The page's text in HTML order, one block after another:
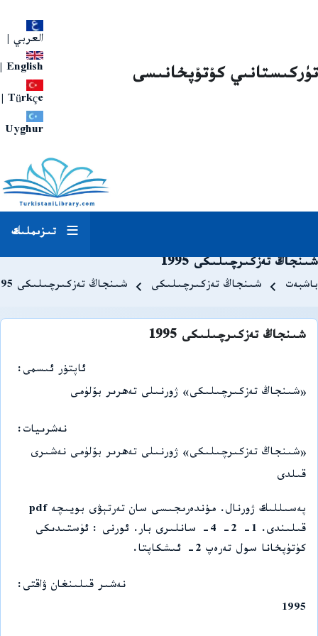
العربي |
English
|
Türkçe
|
Uyghur
تۈركىستانىي كۇتۇپخانىسى
تىزىملىك
شىنجاڭ تەزكىرچىلىكى 1995
Breadcrumb
باشبەت شىنجاڭ تەزكىرچىلىكى شىنجاڭ تەزكىرچىلىكى 1995
شىنجاڭ تەزكىرچىلىكى 1995
ئاپتۇر ئىسمى
«شىنجاڭ تەزكىرچىلىكى» ژورنىلى تەھرىر بۆلۈمى
نەشرىيات
«شىنجاڭ تەزكىرچىلىكى» ژورنىلى تەھرىر بۆلۈمى نەشىرى
قىلدى
پەسىللىك ژورنال. مۇندەرىجىسى سان تەرتېۋى بويىچە pdf
قىلىندى. 1- 2- 4- سانلىرى بار. ئورنى : ئۈستىدىكى
كۈتۈپخانا سول تەرەپ 2- ئىشكاپتا.
نەشىر قىلىنغان ۋاقتى
1995